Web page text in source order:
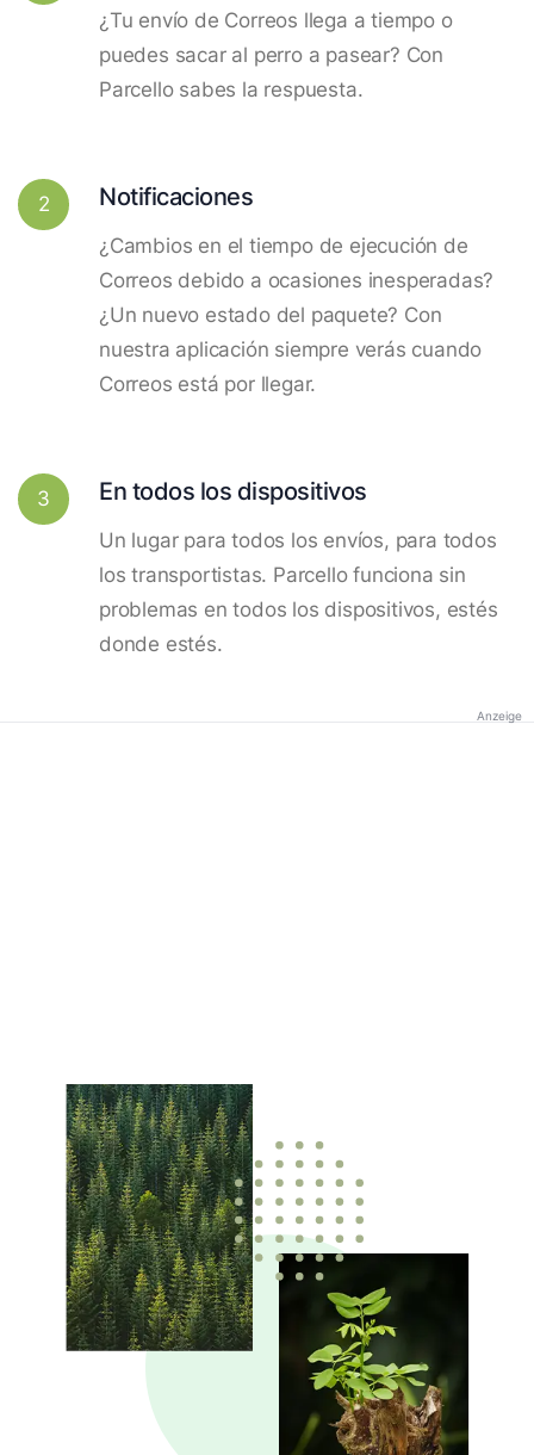
¿Tu envío de Correos llega a tiempo o
puedes sacar al perro a pasear? Con
Parcello sabes la respuesta.
2 Notificaciones
¿Cambios en el tiempo de ejecución de
Correos debido a ocasiones inesperadas?
¿Un nuevo estado del paquete? Con
nuestra aplicación siempre verás cuando
Correos está por llegar.
3 En todos los dispositivos
Un lugar para todos los envíos, para todos
los transportistas. Parcello funciona sin
problemas en todos los dispositivos, estés
donde estés.
Anzeige